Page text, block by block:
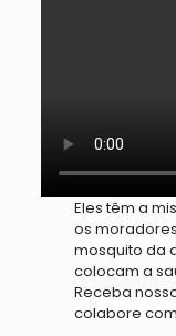
Eles têm a
os
mosquito da
colocam a
Receba
colabore